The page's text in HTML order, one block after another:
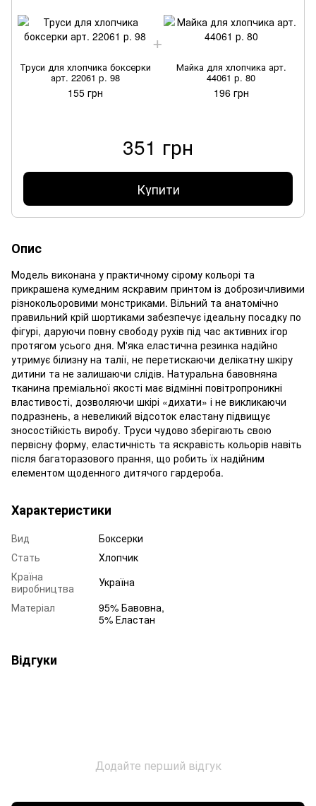
Труси для хлопчика боксерки
арт. 22061 р. 98
155 грн
Майка для хлопчика арт.
44061 р. 80
196 грн
351 грн
Купити
Опис
Модель виконана у практичному сірому кольорі та
прикрашена кумедним яскравим принтом із доброзичливими
різнокольоровими монстриками. Вільний та анатомічно
правильний крій шортиками забезпечує ідеальну посадку по
фігурі, даруючи повну свободу рухів під час активних ігор
протягом усього дня. М'яка еластична резинка надійно
утримує білизну на талії, не перетискаючи делікатну шкіру
дитини та не залишаючи слідів. Натуральна бавовняна
тканина преміальної якості має відмінні повітропроникні
властивості, дозволяючи шкірі «дихати» і не викликаючи
подразнень, а невеликий відсоток еластану підвищує
зносостійкість виробу. Труси чудово зберігають свою
первісну форму, еластичність та яскравість кольорів навіть
після багаторазового прання, що робить їх надійним
елементом щоденного дитячого гардероба.
Характеристики
Вид
Боксерки
Стать
Хлопчик
Країна
виробництва
Україна
Матеріал
95% Бавовна,
5% Еластан
Відгуки
Додайте перший відгук